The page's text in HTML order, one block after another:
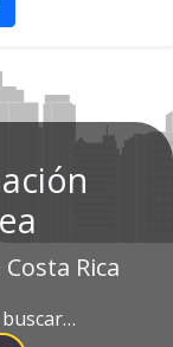
Rica